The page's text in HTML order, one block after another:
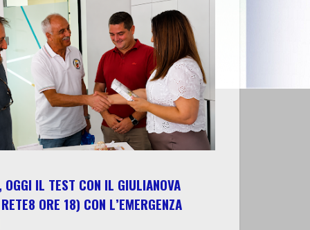
OGGI IL TEST CON IL GIULIANOVA
ORE 18) CON L’EMERGENZA